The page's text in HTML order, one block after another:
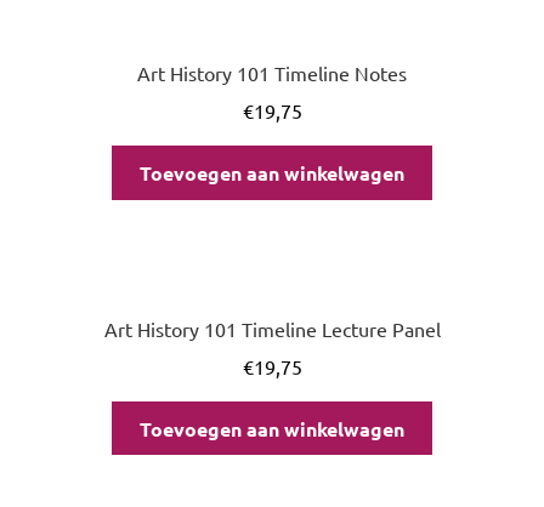
Art History 101 Timeline Notes
€19,75
Toevoegen aan winkelwagen
Art History 101 Timeline Lecture Panel
€19,75
Toevoegen aan winkelwagen